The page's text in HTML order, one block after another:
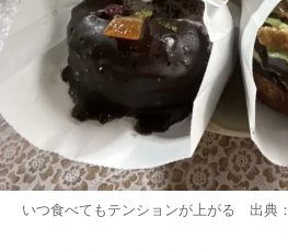
いつ食べてもテンションが上がる 出典：